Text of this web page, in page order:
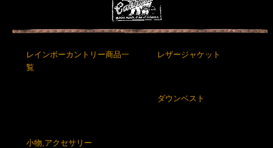
レインボーカントリー商品一
覧
レザージャケット
ダウンベスト
小物,アクセサリー